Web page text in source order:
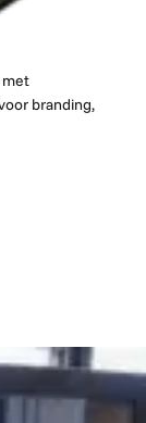
met
branding,